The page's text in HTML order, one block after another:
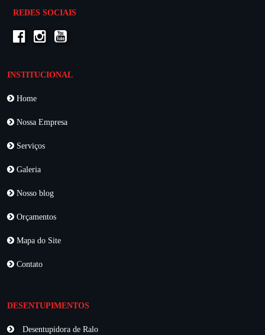
REDES SOCIAIS
INSTITUCIONAL
Home
Nossa Empresa
Serviços
Galeria
Nosso blog
Orçamentos
Mapa do Site
Contato
DESENTUPIMENTOS
Desentupidora de Ralo